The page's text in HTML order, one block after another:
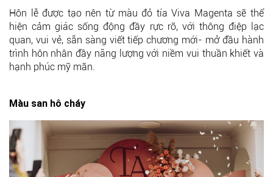
Hôn lễ được tạo nên từ màu đỏ tía Viva Magenta sẽ thể
hiện cảm giác sống động đầy rực rỡ, với thông điệp lạc
quan, vui vẻ, sẵn sàng viết tiếp chương mới- mở đầu hành
trình hôn nhân đầy năng lượng với niềm vui thuần khiết và
hạnh phúc mỹ mãn.
Màu san hô cháy